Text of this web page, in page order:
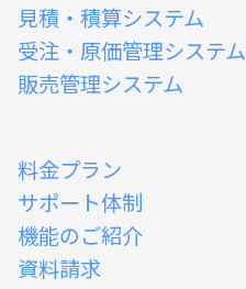
見積・積算システム
受注・原価管理システム
販売管理システム
料金プラン
サポート体制
機能のご紹介
資料請求